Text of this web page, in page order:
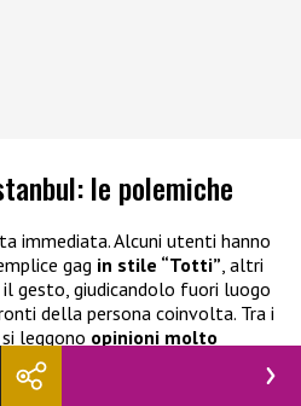
le polemiche
immediata. Alcuni utenti hanno
gag in stile “Totti”, altri
gesto, giudicandolo fuori luogo
della persona coinvolta. Tra i
leggono opinioni molto
“
scrivendo frasi come “